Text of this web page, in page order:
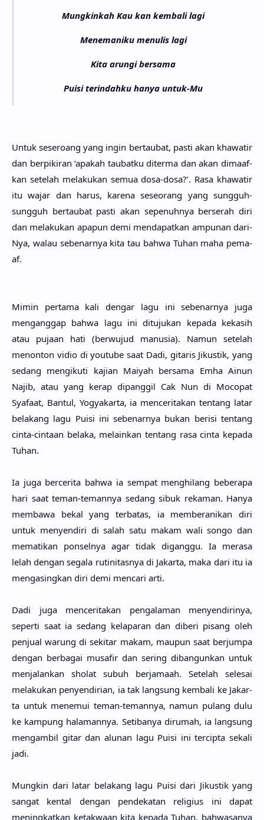
Mungkinkah Kau kan kembali lagi
Menemaniku menulis lagi
Kita arungi bersama
Puisi terindahku hanya untuk-Mu
Untuk sesero­ang yang ingin bertau­bat, pasti akan khawa­tir
dan berpiki­ran ‘apa­kah taubat­ku diter­ma dan akan dimaaf­
kan sete­lah melaku­kan semua dosa-dosa?’. Rasa khawa­tir
itu wajar dan harus, kare­na seseo­rang yang sung­guh-
sung­guh bertau­bat pasti akan sepenuh­nya berse­rah diri
dan melaku­kan apa­pun demi mendapat­kan ampu­nan dari­
Nya, walau sebenar­nya kita tau bahwa Tuhan maha pema­
af.
Mimin perta­ma kali dengar lagu ini sebenar­nya juga
mengang­gap bahwa lagu ini dituju­kan kepa­da keka­sih
atau puja­an hati (berwu­jud manu­sia). Namun sete­lah
menon­ton vidio di youtu­be saat Dadi, gita­ris Jikus­tik, yang
sedang mengiku­ti kaji­an Mai­yah bersa­ma Emha Ainun
Najib, atau yang kerap dipang­gil Cak Nun di Moco­pat
Syafa­at, Ban­tul, Yogyakar­ta, ia mencerita­kan ten­tang latar
bela­kang lagu Puisi ini sebenar­nya bukan beri­si ten­tang
cinta-cinta­an bela­ka, melain­kan ten­tang rasa cinta kepa­da
Tuhan.
Ia juga berceri­ta bahwa ia sem­pat menghi­lang bebera­pa
hari saat teman-teman­nya sedang sibuk reka­man. Hanya
memba­wa bekal yang terba­tas, ia memberani­kan diri
untuk menyendi­ri di salah satu makam wali songo dan
memati­kan ponsel­nya agar tidak digang­gu. Ia mera­sa
lelah dengan sega­la rutinitas­nya di Jakar­ta, maka dari itu ia
mengasing­kan diri demi menca­ri arti.
Dadi juga mencerita­kan pengala­man menyendiri­nya,
seper­ti saat ia sedang kelapa­ran dan dibe­ri pisang oleh
penju­al warung di seki­tar makam, mau­pun saat berjum­pa
dengan berba­gai musa­fir dan sering dibangun­kan untuk
menjalan­kan sho­lat subuh berjama­ah. Sete­lah sele­sai
melaku­kan penyendiri­an, ia tak lang­sung kemba­li ke Jakar­
ta untuk mene­mui teman-teman­nya, namun pulang dulu
ke kam­pung halaman­nya. Setiba­nya diru­mah, ia lang­sung
mengam­bil gitar dan alu­nan lagu Puisi ini tercip­ta seka­li
jadi.
Mung­kin dari latar bela­kang lagu Puisi dari Jikus­tik yang
sangat ken­tal dengan pendeka­tan religi­us ini dapat
meningkat­kan ketakwa­an kita kepa­da Tuhan, bahwasa­nya